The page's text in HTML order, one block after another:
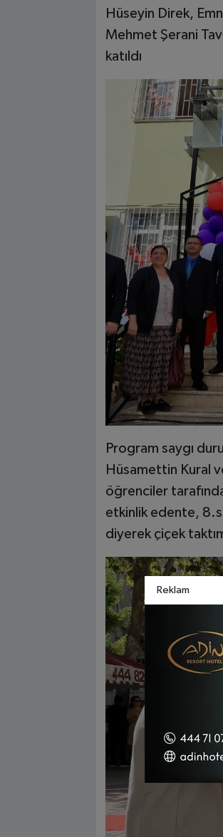
Hüseyin Direk,
Mehmet Şerani
katıldı
Program saygı
Hüsamettin Kural
öğrenciler
etkinlik edente,
diyerek çiçek
Reklam